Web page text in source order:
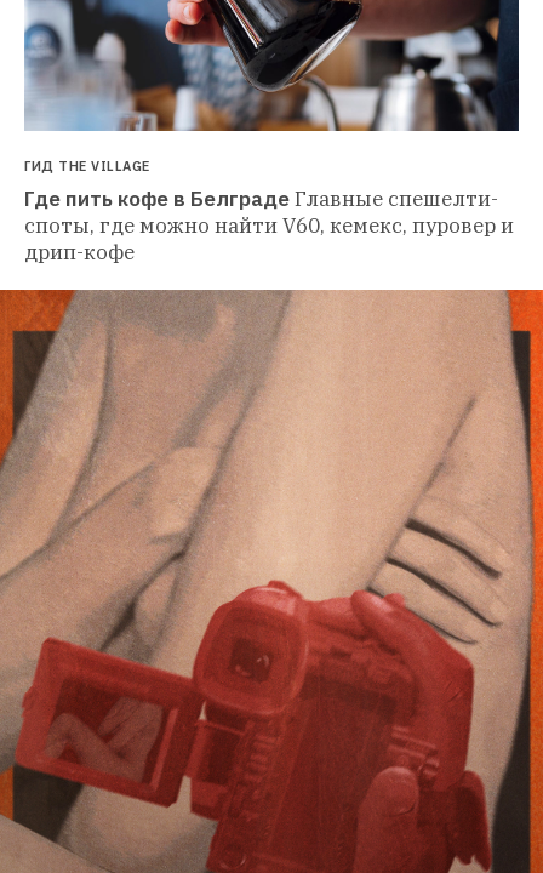
ГИД THE VILLAGE
Где пить кофе в БелградеГлавные спешелти-
споты, где можно найти V60, кемекс, пуровер и
дрип-кофе